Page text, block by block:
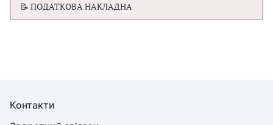
📝 ПОДАТКОВА НАКЛАДНА
Контакти